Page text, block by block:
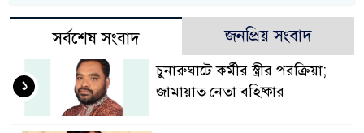
সর্বশেষ সংবাদ জনপ্রিয় সংবাদ
চুনারুঘাটে কর্মীর স্ত্রীর পরক্রিয়া;
জামায়াত নেতা বহিষ্কার
১